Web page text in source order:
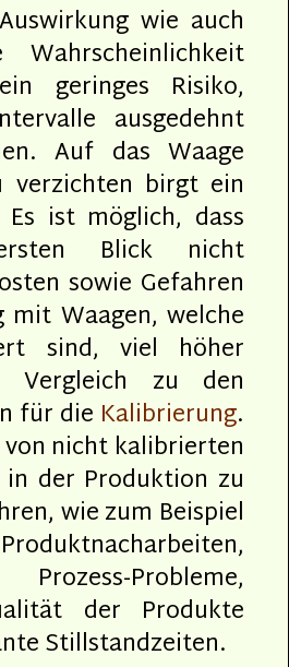
wie auch
geringes Risiko,
ausgedehnt
Auf das Waage
verzichten birgt ein
Es ist möglich, dass
Blick nicht
sowie Gefahren
mit Waagen, welche
sind, viel höher
Vergleich zu den
für die Kalibrierung.
von nicht kalibrierten
der Produktion zu
wie zum Beispiel
Probleme,
der Produkte
Stillstandzeiten.